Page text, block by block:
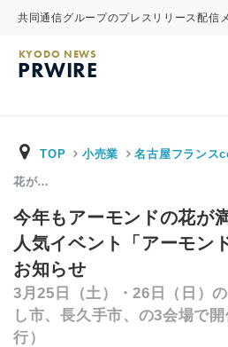
共同通信グループのプレスリリース配信
KYODO NEWS
PRWIRE
TOP 小売業 名古屋フランス
花が…
今年もアーモンドの花が
人気イベント「アーモン
お知らせ
3月25日（土）・26日（日）
し市、長久手市、の3会場で
行）